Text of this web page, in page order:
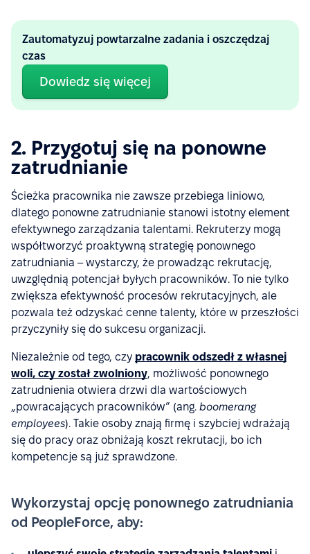
Zautomatyzuj powtarzalne zadania i oszczędzaj
czas
Dowiedz się więcej
2. Przygotuj się na ponowne
zatrudnianie
Ścieżka pracownika nie zawsze przebiega liniowo,
dlatego ponowne zatrudnianie stanowi istotny element
efektywnego zarządzania talentami. Rekruterzy mogą
współtworzyć proaktywną strategię ponownego
zatrudniania – wystarczy, że prowadząc rekrutację,
uwzględnią potencjał byłych pracowników. To nie tylko
zwiększa efektywność procesów rekrutacyjnych, ale
pozwala też odzyskać cenne talenty, które w przeszłości
przyczyniły się do sukcesu organizacji.
Niezależnie od tego, czy pracownik odszedł z własnej
woli, czy został zwolniony, możliwość ponownego
zatrudnienia otwiera drzwi dla wartościowych
„powracających pracowników” (ang. boomerang
employees). Takie osoby znają firmę i szybciej wdrażają
się do pracy oraz obniżają koszt rekrutacji, bo ich
kompetencje są już sprawdzone.
Wykorzystaj opcję ponownego zatrudniania
od PeopleForce, aby: